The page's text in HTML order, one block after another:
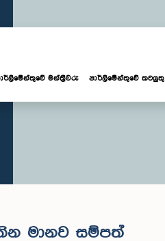
මන්ත්‍රීවරු පාර්ලිමේන්තුවේ කටයුතු
මානව සම්පත්